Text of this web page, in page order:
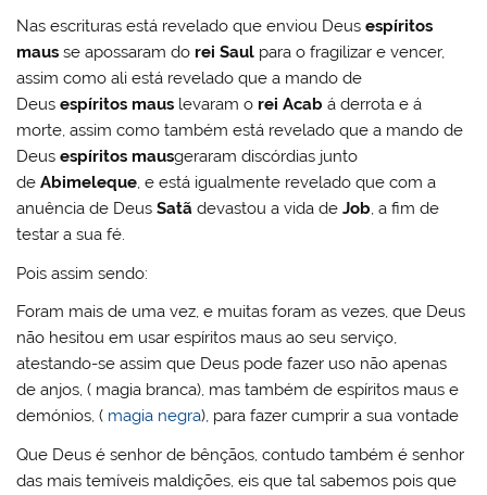
Nas escrituras está revelado que enviou Deusespíritos
maus se apossaram do rei Saul para o fragilizar e vencer,
assim como ali está revelado que a mando de
Deusespíritos maus levaram o rei Acab á derrota e á
morte, assim como também está revelado que a mando de
Deusespíritos mausgeraram discórdias junto
deAbimeleque, e está igualmente revelado que com a
anuência de DeusSatã devastou a vida deJob, a fim de
testar a sua fé.
Pois assim sendo:
Foram mais de uma vez, e muitas foram as vezes, que Deus
não hesitou em usar espíritos maus ao seu serviço,
atestando-se assim que Deus pode fazer uso não apenas
de anjos, ( magia branca), mas também de espíritos maus e
demónios, ( magia negra), para fazer cumprir a sua vontade
Que Deus é senhor de bênçãos, contudo também é senhor
das mais temíveis maldições, eis que tal sabemos pois que